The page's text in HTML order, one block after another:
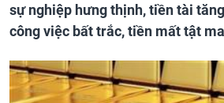
sự nghiệp hưng thịnh, tiền tài
công việc bất trắc, tiền mất tật